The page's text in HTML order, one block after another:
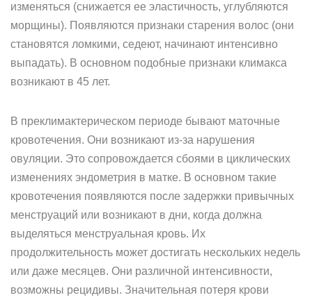
изменяться (снижается ее эластичность, углубляются
морщины). Появляются признаки старения волос (они
становятся ломкими, седеют, начинают интенсивно
выпадать). В основном подобные признаки климакса
возникают в 45 лет.
В преклимактерическом периоде бывают маточные
кровотечения. Они возникают из-за нарушения
овуляции. Это сопровождается сбоями в циклических
изменениях эндометрия в матке. В основном такие
кровотечения появляются после задержки привычных
менструаций или возникают в дни, когда должна
выделяться менструальная кровь. Их
продолжительность может достигать нескольких недель
или даже месяцев. Они различной интенсивности,
возможны рецидивы. Значительная потеря крови